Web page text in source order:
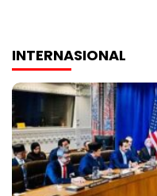
INTERNASIONAL